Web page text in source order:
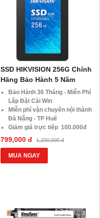
SSD HIKVISION 256G Chính
Hãng Bảo Hành 5 Năm
Bảo Hành 36 Tháng - Miễn Phí
Lắp Đặt Cài Win
Miễn phí vận chuyển nội thành
Đà Nẵng - TP Huế
Giảm giá trực tiếp 100.000đ
đối với khách hàng Áp Dụng
VOCHER TRị Giá 850.000đ
799,000 đ 1,200,000 đ
MUA NGAY